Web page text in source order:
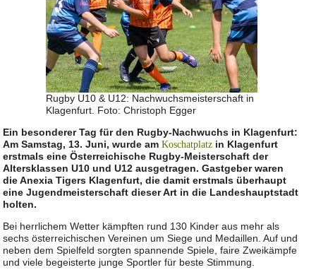
Rugby U10 & U12: Nachwuchsmeisterschaft in
Klagenfurt. Foto: Christoph Egger
Ein besonderer Tag für den Rugby-Nachwuchs in Klagenfurt:
Am Samstag, 13. Juni, wurde amKoschatplatz in Klagenfurt
erstmals eine Österreichische Rugby-Meisterschaft der
Altersklassen U10 und U12 ausgetragen. Gastgeber waren
die Anexia Tigers Klagenfurt, die damit erstmals überhaupt
eine Jugendmeisterschaft dieser Art in die Landeshauptstadt
holten.
Bei herrlichem Wetter kämpften rund 130 Kinder aus mehr als
sechs österreichischen Vereinen um Siege und Medaillen. Auf und
neben dem Spielfeld sorgten spannende Spiele, faire Zweikämpfe
und viele begeisterte junge Sportler für beste Stimmung.